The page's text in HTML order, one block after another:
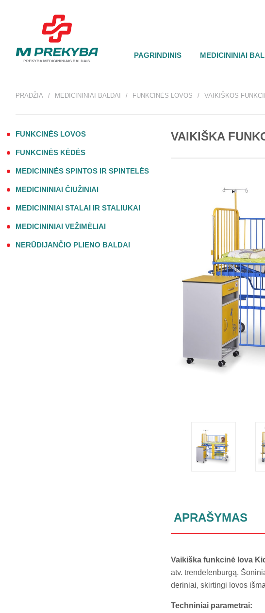
PAGRINDINIS MEDICININIAI
PRADŽIA MEDICININIAI BALDAI FUNKCINĖS LOVOS VAIKIŠKOS
FUNKCINĖS LOVOS
FUNKCINĖS KĖDĖS
MEDICININĖS SPINTOS IR SPINTELĖS
MEDICININIAI ČIUŽINIAI
MEDICININIAI STALAI IR STALIUKAI
MEDICININIAI VEŽIMĖLIAI
NERŪDIJANČIO PLIENO BALDAI
VAIKIŠKA
APRAŠYMAS
Vaikiška funkcinė lova
atv. trendelenburgą.
deriniai, skirtingi lovos
Techniniai parametrai: